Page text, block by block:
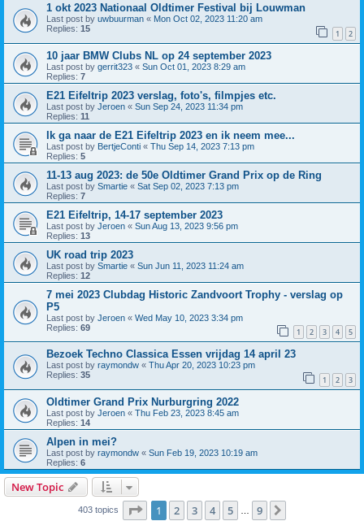
1 okt 2023 Nationaal Oldtimer Festival bij Louwman
Last post by uwbuurman « Mon Oct 02, 2023 11:20 am
Replies: 15 1 2
10 jaar BMW Clubs NL op 24 september 2023
Last post by gerrit323 « Sun Oct 01, 2023 8:29 am
Replies: 7
E21 Eifeltrip 2023 verslag, foto's, filmpjes etc.
Last post by Jeroen « Sun Sep 24, 2023 11:34 pm
Replies: 11
Ik ga naar de E21 Eifeltrip 2023 en ik neem mee...
Last post by BertjeConti « Thu Sep 14, 2023 7:13 pm
Replies: 5
11-13 aug 2023: de 50e Oldtimer Grand Prix op de Ring
Last post by Smartie « Sat Sep 02, 2023 7:13 pm
Replies: 7
E21 Eifeltrip, 14-17 september 2023
Last post by Jeroen « Sun Aug 13, 2023 9:56 pm
Replies: 13
UK road trip 2023
Last post by Smartie « Sun Jun 11, 2023 11:24 am
Replies: 12
7 mei 2023 Clubdag Historic Zandvoort Trophy - verslag op
P5
Last post by Jeroen « Wed May 10, 2023 3:34 pm
Replies: 69 1 2 3 4 5
Bezoek Techno Classica Essen vrijdag 14 april 23
Last post by raymondw « Thu Apr 20, 2023 10:23 pm
Replies: 35 1 2 3
Oldtimer Grand Prix Nurburgring 2022
Last post by Jeroen « Thu Feb 23, 2023 8:45 am
Replies: 14
Alpen in mei?
Last post by raymondw « Sun Feb 19, 2023 10:19 am
Replies: 6
New Topic
403 topics Page 1of 9
1 2 3 4 5 9